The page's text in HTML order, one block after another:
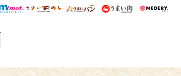
レぴあ総研 ディズニー特集
mimot. うまいめし うまいパン うまい肉